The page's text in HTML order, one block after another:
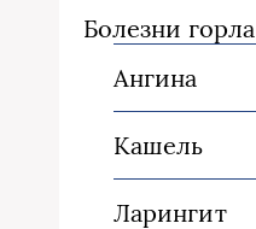
Болезни горла
Ангина
Кашель
Ларингит